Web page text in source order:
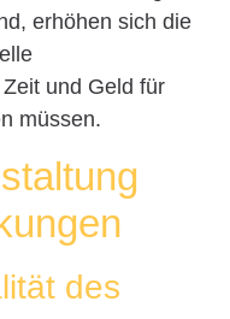
erhöhen sich die
und Geld für
müssen.
des